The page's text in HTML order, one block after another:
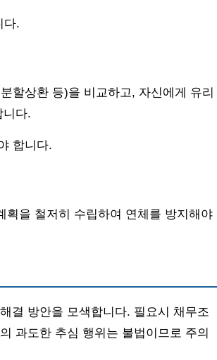
다.
할상환 등)을 비교하고, 자신에게 유리
니다.
합니다.
을 철저히 수립하여 연체를 방지해야
결 방안을 모색합니다. 필요시 채무조
과도한 추심 행위는 불법이므로 주의